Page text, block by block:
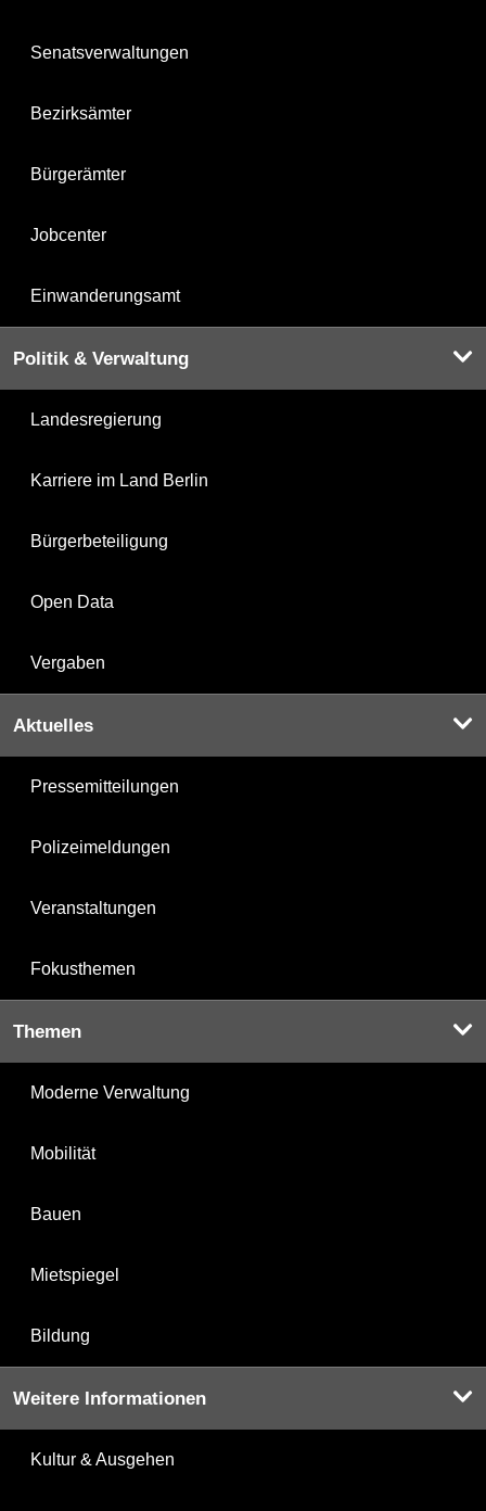
Senatsverwaltungen
Bezirksämter
Bürgerämter
Jobcenter
Einwanderungsamt
Politik & Verwaltung
Landesregierung
Karriere im Land Berlin
Bürgerbeteiligung
Open Data
Vergaben
Aktuelles
Pressemitteilungen
Polizeimeldungen
Veranstaltungen
Fokusthemen
Themen
Moderne Verwaltung
Mobilität
Bauen
Mietspiegel
Bildung
Weitere Informationen
Kultur & Ausgehen